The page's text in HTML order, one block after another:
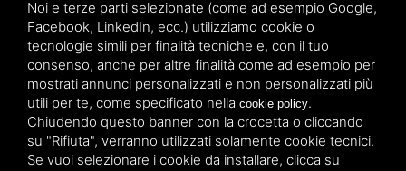
Privacy policy
Sitemap
TITOLCHIMICA SPA - VIA DELL'ARTIGIANATO, 2
(MACROAREA) 45030 VILLAMARZANA (RO) ITALY,
TEL +39 0425 492644. P.I. 00748970290
Noi e terze parti selezionate (come ad esempio Google,
Facebook, LinkedIn, ecc.) utilizziamo cookie o
tecnologie simili per finalità tecniche e, con il tuo
consenso, anche per altre finalità come ad esempio per
mostrati annunci personalizzati e non personalizzati più
utili per te, come specificato nella cookie policy.
Chiudendo questo banner con la crocetta o cliccando
su "Rifiuta", verranno utilizzati solamente cookie tecnici.
Se vuoi selezionare i cookie da installare, clicca su